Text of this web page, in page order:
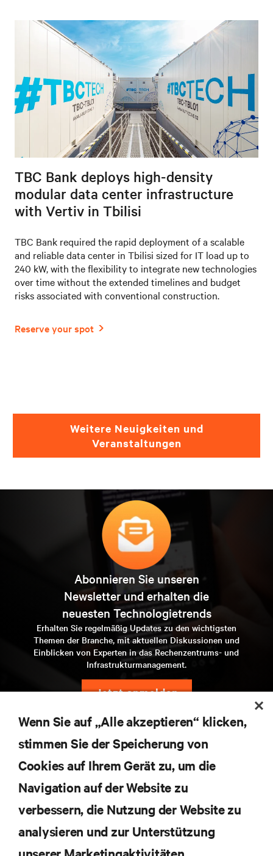
TBC Bank deploys high-density
modular data center infrastructure
with Vertiv in Tbilisi
TBC Bank required the rapid deployment of a scalable
and reliable data center in Tbilisi sized for IT load up to
240 kW, with the flexibility to integrate new technologies
over time without the extended timelines and budget
risks associated with conventional construction.
Weitere Neuigkeiten und
Veranstaltungen
Abonnieren Sie unseren
Newsletter und erhalten die
neuesten Technologietrends
Erhalten Sie regelmäßig Updates zu den wichtigsten
Themen der Branche, mit aktuellen Diskussionen und
Einblicken von Experten in das Rechenzentrums- und
Infrastrukturmanagement.
jetzt anmelden
RESSOURCEN
Wenn Sie auf „Alle akzeptieren“ klicken,
stimmen Sie der Speicherung von
Cookies auf Ihrem Gerät zu, um die
Navigation auf der Website zu
verbessern, die Nutzung der Website zu
analysieren und zur Unterstützung